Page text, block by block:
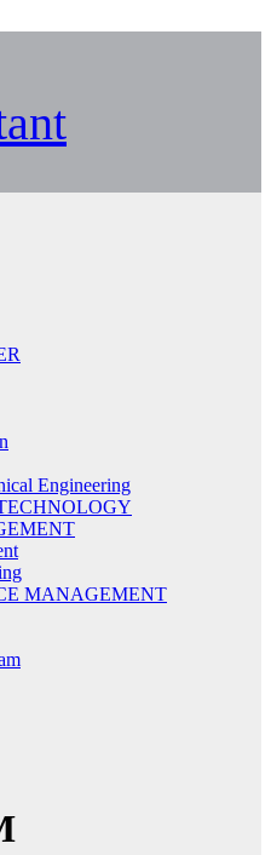
Engineering
MANAGEMENT